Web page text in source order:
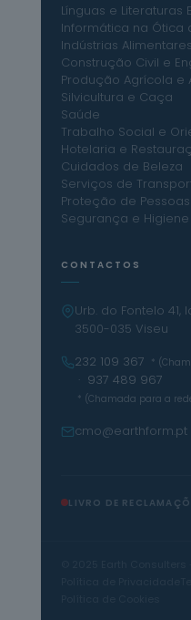
Línguas e Literaturas
Informática na Ótica
Indústrias Alimentares
Construção Civil e
Produção Agrícola e
Silvicultura e Caça
Saúde
Trabalho Social e
Hotelaria e
Cuidados de Beleza
Serviços de
Proteção de
Segurança e
CONTACTOS
Urb. do Fontelo 41,
3500-035 Viseu
232 109 367
*
· 937 489 967
* (Chamada para a
cmo@earthform.pt
LIVRO DE